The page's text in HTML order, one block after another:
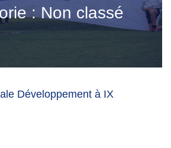
: Non classé
Développement à IX